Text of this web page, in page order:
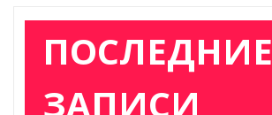
ПОСЛЕДНИЕ
ЗАПИСИ